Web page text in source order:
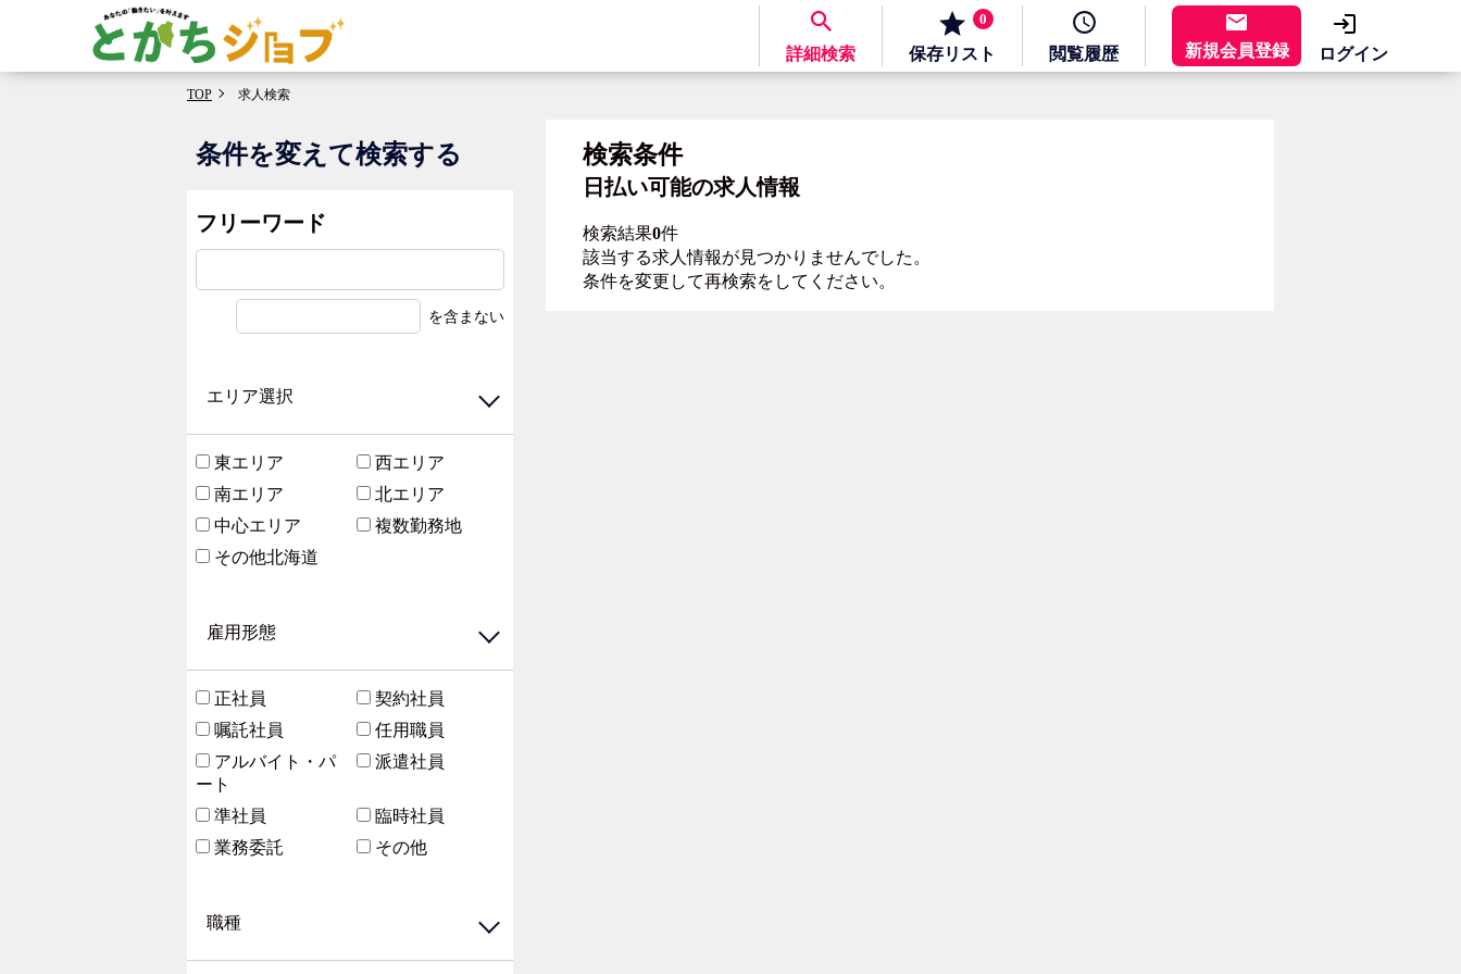
詳細検索 保存リスト
0
閲覧履歴 新規会員登録 ログイン
TOP 求人検索
検索条件
日払い可能の求人情報
検索結果0件
該当する求人情報が見つかりませんでした。
条件を変更して再検索をしてください。
条件を変えて検索する
フリーワード
を含まない
エリア選択
東エリア
西エリア
南エリア
北エリア
中心エリア
複数勤務地
その他北海道
雇用形態
正社員
契約社員
嘱託社員
任用職員
アルバイト・パ
ート
派遣社員
準社員
臨時社員
業務委託
その他
職種